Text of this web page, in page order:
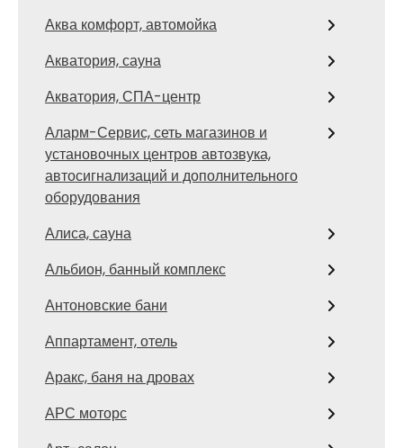
Аква комфорт, автомойка
Акватория, сауна
Акватория, СПА-центр
Аларм-Сервис, сеть магазинов и
установочных центров автозвука,
автосигнализаций и дополнительного
оборудования
Алиса, сауна
Альбион, банный комплекс
Антоновские бани
Аппартамент, отель
Аракс, баня на дровах
АРС моторс